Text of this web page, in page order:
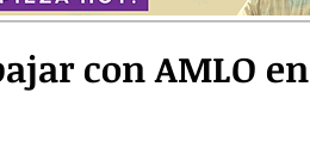
con AMLO en